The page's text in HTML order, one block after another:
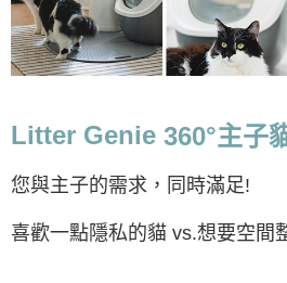
Litter Genie 360°主子
您與主子的需求，同時滿足!
喜歡一點隱私的貓 vs.想要空間